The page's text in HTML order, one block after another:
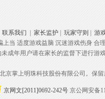
联系我们 家长监护| 玩家守则 游
当 适度游戏益脑 沉迷游戏伤身 合
未成年用户请在家长的监督下进行游
京掌上明珠科技股份有限公司。保留
京网文[2011]0692-242号 京公网安备